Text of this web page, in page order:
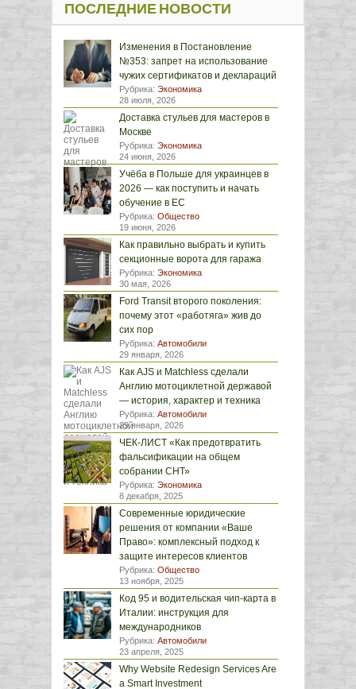
ПОСЛЕДНИЕ НОВОСТИ
Изменения в Постановление
№353: запрет на использование
чужих сертификатов и деклараций
Рубрика: Экономика
28 июля, 2026
Доставка стульев для мастеров в
Москве
Рубрика: Экономика
24 июня, 2026
Учёба в Польше для украинцев в
2026 — как поступить и начать
обучение в ЕС
Рубрика: Общество
19 июня, 2026
Как правильно выбрать и купить
секционные ворота для гаража
Рубрика: Экономика
30 мая, 2026
Ford Transit второго поколения:
почему этот «работяга» жив до
сих пор
Рубрика: Автомобили
29 января, 2026
Как AJS и Matchless сделали
Англию мотоциклетной державой
— история, характер и техника
Рубрика: Автомобили
29 января, 2026
ЧЕК-ЛИСТ «Как предотвратить
фальсификации на общем
собрании СНТ»
Рубрика: Экономика
8 декабря, 2025
Современные юридические
решения от компании «Ваше
Право»: комплексный подход к
защите интересов клиентов
Рубрика: Общество
13 ноября, 2025
Код 95 и водительская чип-карта в
Италии: инструкция для
международников
Рубрика: Автомобили
23 апреля, 2025
Why Website Redesign Services Are
a Smart Investment